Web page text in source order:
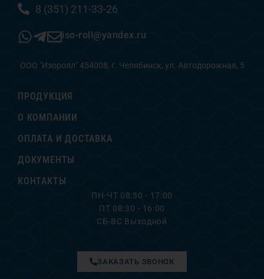
8 (351) 211-33-26
iso-roll@yandex.ru
ООО "Изоролл" 454008, г. Челябинск, ул. Автодорожная, 5
ПРОДУКЦИЯ
О КОМПАНИИ
ОПЛАТА И ДОСТАВКА
ДОКУМЕНТЫ
КОНТАКТЫ
ПН-ЧТ 08:30 - 17:00
ПТ 08:30 - 16:00
СБ-ВС Выходной
ЗАКАЗАТЬ ЗВОНОК